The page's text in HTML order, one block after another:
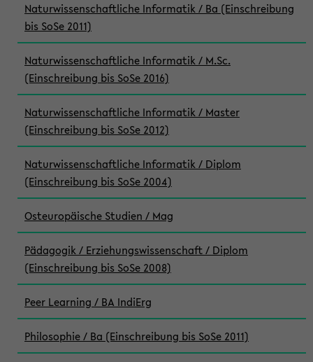
Naturwissenschaftliche Informatik / Ba (Einschreibung
bis SoSe 2011)
Naturwissenschaftliche Informatik / M.Sc.
(Einschreibung bis SoSe 2016)
Naturwissenschaftliche Informatik / Master
(Einschreibung bis SoSe 2012)
Naturwissenschaftliche Informatik / Diplom
(Einschreibung bis SoSe 2004)
Osteuropäische Studien / Mag
Pädagogik / Erziehungswissenschaft / Diplom
(Einschreibung bis SoSe 2008)
Peer Learning / BA IndiErg
Philosophie / Ba (Einschreibung bis SoSe 2011)